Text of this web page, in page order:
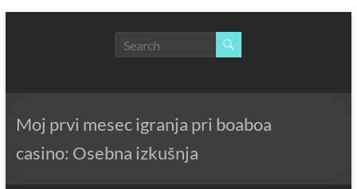
Line
Techniques
Moj prvi mesec igranja pri boaboa
casino: Osebna izkušnja